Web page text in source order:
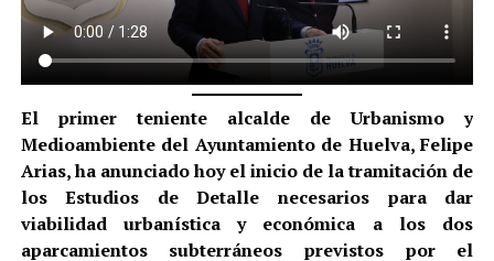
El primer teniente alcalde de Urbanismo y
Medioambiente del Ayuntamiento de Huelva, Felipe
Arias, ha anunciado hoy el inicio de la tramitación de
los Estudios de Detalle necesarios para dar
viabilidad urbanística y económica a los dos
aparcamientos subterráneos previstos por el